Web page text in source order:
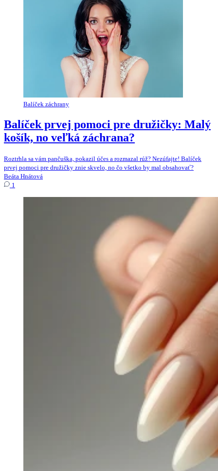
Balíček záchrany
Balíček prvej pomoci pre družičky: Malý
košík, no veľká záchrana?
Roztrhla sa vám pančuška, pokazil účes a rozmazal rúž? Nezúfajte! Balíček
prvej pomoci pre družičky znie skvelo, no čo všetko by mal obsahovať?
Beáta Hnátová
1